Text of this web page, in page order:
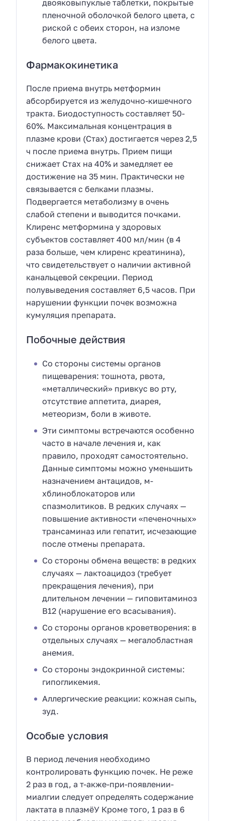
двояковыпуклые таблетки, покрытые
пленочной оболочкой белого цвета, с
риской с обеих сторон, на изломе
белого цвета.
Фармакокинетика
После приема внутрь метформин
абсорбируется из желудочно-кишечного
тракта. Биодоступность составляет 50-
60%. Максимальная концентрация в
плазме крови (Стах) достигается через 2,5
ч после приема внутрь. Прием пищи
снижает Стах на 40% и замедляет ее
достижение на 35 мин. Практически не
связывается с белками плазмы.
Подвергается метаболизму в очень
слабой степени и выводится почками.
Клиренс метформина у здоровых
субъектов составляет 400 мл/мин (в 4
раза больше, чем клиренс креатинина),
что свидетельствует о наличии активной
канальцевой секреции. Период
полувыведения составляет 6,5 часов. При
нарушении функции почек возможна
кумуляция препарата.
Побочные действия
Со стороны системы органов
пищеварения: тошнота, рвота,
«металлический» привкус во рту,
отсутствие аппетита, диарея,
метеоризм, боли в животе.
Эти симптомы встречаются особенно
часто в начале лечения и, как
правило, проходят самостоятельно.
Данные симптомы можно уменьшить
назначением антацидов, м-
хблиноблокаторов или
спазмолитиков. В редких случаях —
повышение активности «печеночных»
трансаминаз или гепатит, исчезающие
после отмены препарата.
Со стороны обмена веществ: в редких
случаях — лактоацидоз (требует
прекращения лечения), при
длительном лечении — гиповитаминоз
В12 (нарушение его всасывания).
Со стороны органов кроветворения: в
отдельных случаях — мегалобластная
анемия.
Со стороны эндокринной системы:
гипогликемия.
Аллергические реакции: кожная сыпь,
зуд.
Особые условия
В период лечения необходимо
контролировать функцию почек. Не реже
2 раз в год, а т-акже-при-появлении-
миалгии следует определять содержание
лактата в плазмёУ Кроме того, 1 раз в 6